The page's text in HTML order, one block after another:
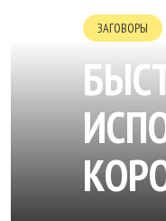
ЗАГОВОРЫ